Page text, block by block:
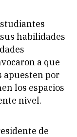
habilidades
a que
apuesten por
los espacios
nivel.
de